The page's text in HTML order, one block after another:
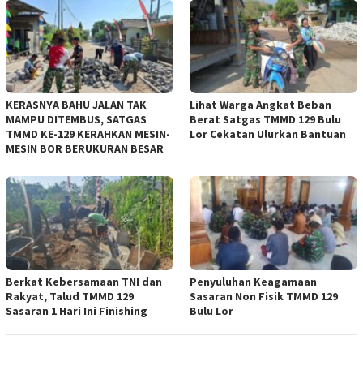
KERASNYA BAHU JALAN TAK
MAMPU DITEMBUS, SATGAS
TMMD KE-129 KERAHKAN MESIN-
MESIN BOR BERUKURAN BESAR
Lihat Warga Angkat Beban
Berat Satgas TMMD 129 Bulu
Lor Cekatan Ulurkan Bantuan
Berkat Kebersamaan TNI dan
Rakyat, Talud TMMD 129
Sasaran 1 Hari Ini Finishing
Penyuluhan Keagamaan
Sasaran Non Fisik TMMD 129
Bulu Lor